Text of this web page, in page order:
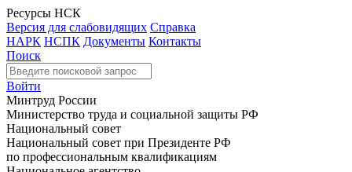
Ресурсы НСК
Версия для слабовидящих Справка
НАРК НСПК Документы Контакты
Поиск
Войти
Минтруд России
Министерство труда и социальной защиты РФ
Национальный совет
Национальный совет при Президенте РФ
по профессиональным квалификациям